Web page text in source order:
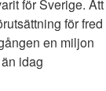
för Sverige. Att
för fred
en miljon
idag